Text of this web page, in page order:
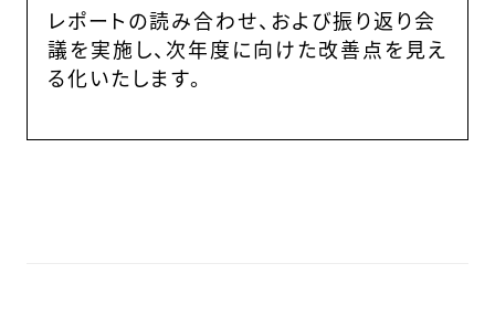
レポートの読み合わせ、および振り返り会
議を実施し、次年度に向けた改善点を見え
る化いたします。